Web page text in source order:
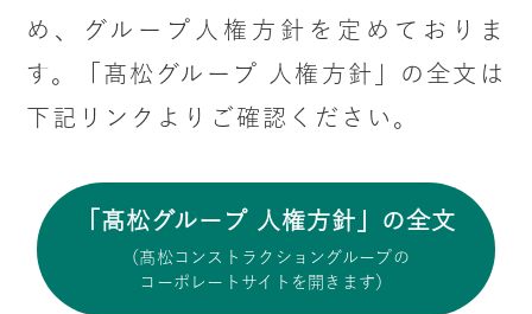
め、グループ人権方針を定めておりま
す。「髙松グループ 人権方針」の全文は
下記リンクよりご確認ください。
「髙松グループ 人権方針」の全文
（髙松コンストラクショングループの
コーポレートサイトを開きます）